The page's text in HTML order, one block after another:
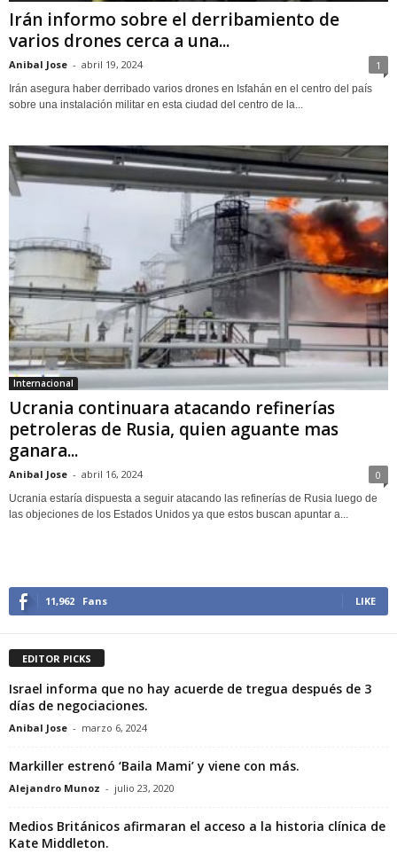
Irán informo sobre el derribamiento de
varios drones cerca a una...
Anibal Jose - abril 19, 2024 1
Irán asegura haber derribado varios drones en Isfahán en el centro del país
sobre una instalación militar en esta ciudad del centro de la...
Internacional
Ucrania continuara atacando refinerías
petroleras de Rusia, quien aguante mas
ganara...
Anibal Jose - abril 16, 2024 0
Ucrania estaría dispuesta a seguir atacando las refinerías de Rusia luego de
las objeciones de los Estados Unidos ya que estos buscan apuntar a...
11,962 Fans LIKE
EDITOR PICKS
Israel informa que no hay acuerde de tregua después de 3
días de negociaciones.
Anibal Jose - marzo 6, 2024
Markiller estrenó ‘Baila Mami’ y viene con más.
Alejandro Munoz - julio 23, 2020
Medios Británicos afirmaran el acceso a la historia clínica de
Kate Middleton.